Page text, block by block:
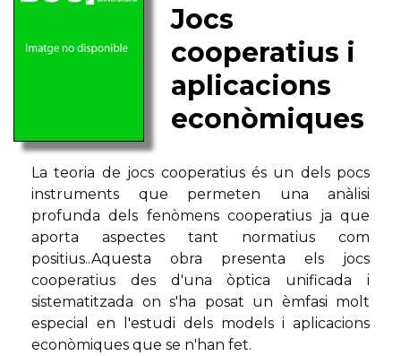
Jocs
cooperatius i
aplicacions
econòmiques
La teoria de jocs cooperatius és un dels pocs
instruments que permeten una anàlisi
profunda dels fenòmens cooperatius ja que
aporta aspectes tant normatius com
positius..Aquesta obra presenta els jocs
cooperatius des d'una òptica unificada i
sistematitzada on s'ha posat un èmfasi molt
especial en l'estudi dels models i aplicacions
econòmiques que se n'han fet.